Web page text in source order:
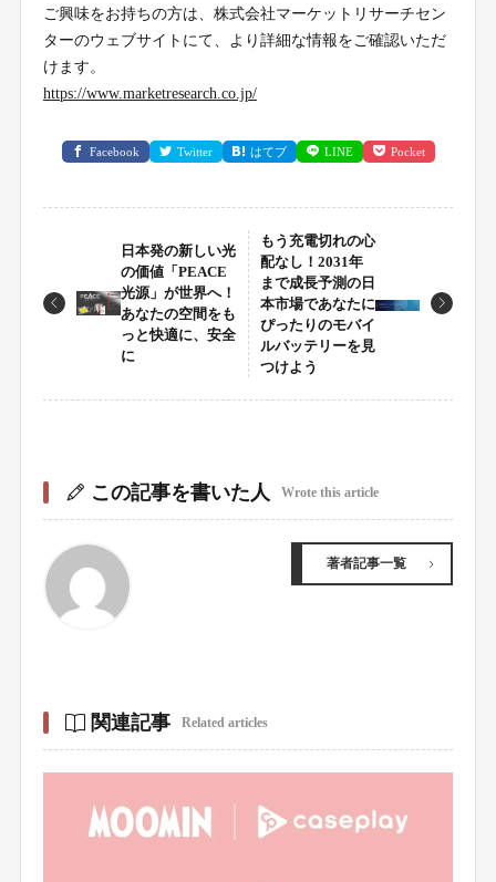
ご興味をお持ちの方は、株式会社マーケットリサーチセン
ターのウェブサイトにて、より詳細な情報をご確認いただ
けます。
https://www.marketresearch.co.jp/
Facebook Twitter はてブ LINE Pocket
日本発の新しい光
の価値「PEACE
光源」が世界へ！
あなたの空間をも
っと快適に、安全
に
もう充電切れの心
配なし！2031年
まで成長予測の日
本市場であなたに
ぴったりのモバイ
ルバッテリーを見
つけよう
この記事を書いた人 Wrote this article
著者記事一覧
関連記事 Related articles